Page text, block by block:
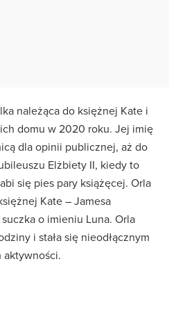
należąca do księżnej Kate i
domu w 2020 roku. Jej imię
dla opinii publicznej, aż do
Elżbiety II, kiedy to
się pies pary książęcej. Orla
Kate – Jamesa
o imieniu Luna. Orla
i stała się nieodłącznym